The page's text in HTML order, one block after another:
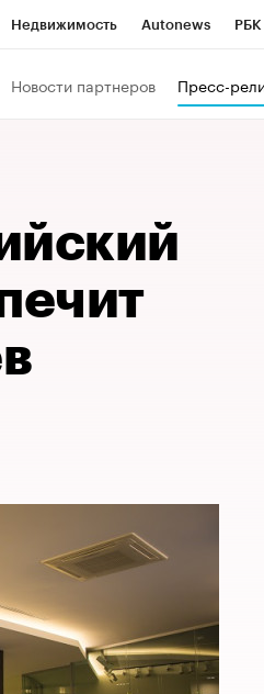
Недвижимость Autonews
Бизнес Технологии и медиа
Новости партнеров Пресс-